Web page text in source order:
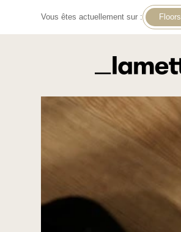
Vous êtes actuellement sur : Floors
Retour à la page d'accueil